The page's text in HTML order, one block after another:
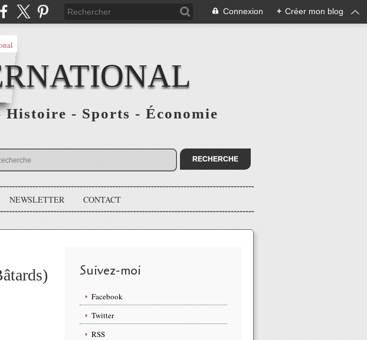
Connexion + Créer mon blog
- Sports - Économie
NEWSLETTER CONTACT
Suivez-moi
Facebook
Twitter
RSS